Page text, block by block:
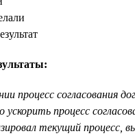
процесс согласования
процесс
текущий процесс,